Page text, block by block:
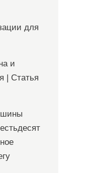
для
и
| Статья